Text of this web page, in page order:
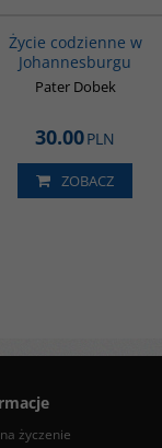
Życie codzienne w
Johannesburgu
Pater Dobek
30.00PLN
ZOBACZ
życzenie